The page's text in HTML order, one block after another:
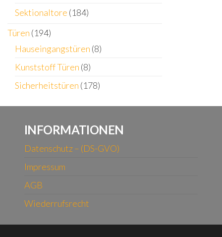
Sektionaltore (184)
Türen (194)
Hauseingangstüren (8)
Kunststoff Türen (8)
Sicherheitstüren (178)
INFORMATIONEN
Datenschutz – (DS-GVO)
Impressum
AGB
Wiederrufsrecht